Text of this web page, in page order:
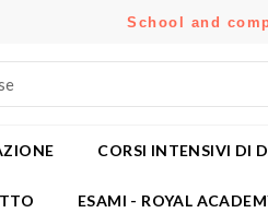
School and
CORSI INTENSIVI DI
ESAMI - ROYAL
liste di desideri
lista dei desideri